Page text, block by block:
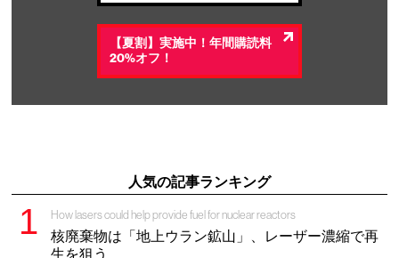
【夏割】実施中！年間購読料
20%オフ！
人気の記事ランキング
How lasers could help provide fuel for nuclear reactors
核廃棄物は「地上ウラン鉱山」、レーザー濃縮で再
生を狙う